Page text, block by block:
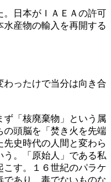
。日本がＩＡＥＡの許可
産物の輸入を再開する
わったけで当分は向き合
「核廃棄物」という属
の頭脳を「焚き火を先端
史時代の人間と変わら
う。「原始人」である私
こす。１６世紀のパラケ
であり、毒でないものな